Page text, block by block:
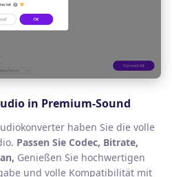
in Premium-Sound
haben Sie die volle
Passen Sie Codec, Bitrate,
Genießen Sie hochwertigen
und volle Kompatibilität mit